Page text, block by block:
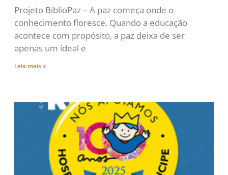
Projeto BiblioPaz – A paz começa onde o
conhecimento floresce. Quando a educação
acontece com propósito, a paz deixa de ser
apenas um ideal e
Leia mais »